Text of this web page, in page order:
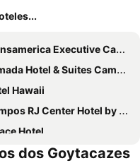
Executive Campos dos Goytacazes
Hotel & Suites Campos Pelinca
Hawaii
RJ Center Hotel by Castelo Itaipava
Hotel
dos Goytacazes